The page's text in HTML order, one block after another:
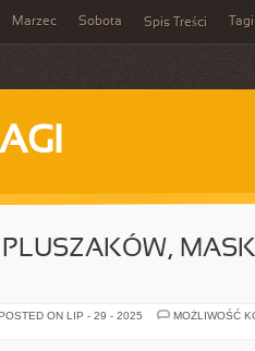
Marzec Sobota Spis Treści Tagi
PLUSZAKÓW,
ON LIP - 29 - 2025
MOŻLIWOŚĆ